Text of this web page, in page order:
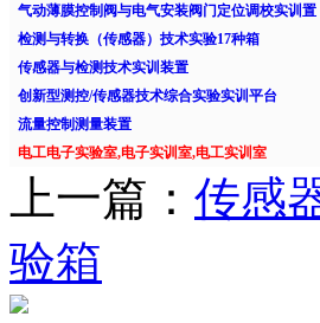
气动薄膜控制阀与电气安装阀门定位调校实训置
检测与转换（传感器）技术实验17种箱
传感器与检测技术实训装置
创新型测控/传感器技术综合实验实训平台
流量控制测量装置
电工电子实验室,电子实训室,电工实训室
上一篇： 传感
验箱